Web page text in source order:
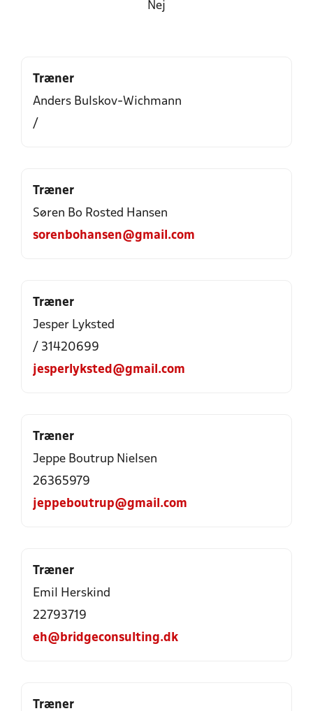
Nej
Træner
Anders Bulskov-Wichmann
/
Træner
Søren Bo Rosted Hansen
sorenbohansen@gmail.com
Træner
Jesper Lyksted
/ 31420699
jesperlyksted@gmail.com
Træner
Jeppe Boutrup Nielsen
26365979
jeppeboutrup@gmail.com
Træner
Emil Herskind
22793719
eh@bridgeconsulting.dk
Træner